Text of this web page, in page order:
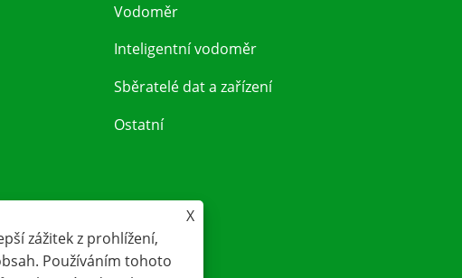
Vodoměr
Inteligentní vodoměr
Sběratelé dat a zařízení
Ostatní
X
zážitek z prohlížení,
Používáním tohoto